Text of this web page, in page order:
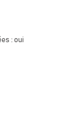
: oui